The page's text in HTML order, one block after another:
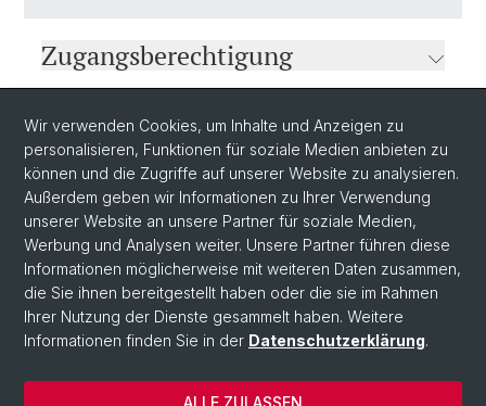
Zugangsberechtigung
Förderung
© Universität Basel
Datenschutzerklärung
Wir verwenden Cookies, um Inhalte und Anzeigen zu
personalisieren, Funktionen für soziale Medien anbieten zu
können und die Zugriffe auf unserer Website zu analysieren.
Außerdem geben wir Informationen zu Ihrer Verwendung
unserer Website an unsere Partner für soziale Medien,
Werbung und Analysen weiter. Unsere Partner führen diese
Informationen möglicherweise mit weiteren Daten zusammen,
die Sie ihnen bereitgestellt haben oder die sie im Rahmen
Ihrer Nutzung der Dienste gesammelt haben. Weitere
Informationen finden Sie in der Datenschutzerklärung.
ALLE ZULASSEN